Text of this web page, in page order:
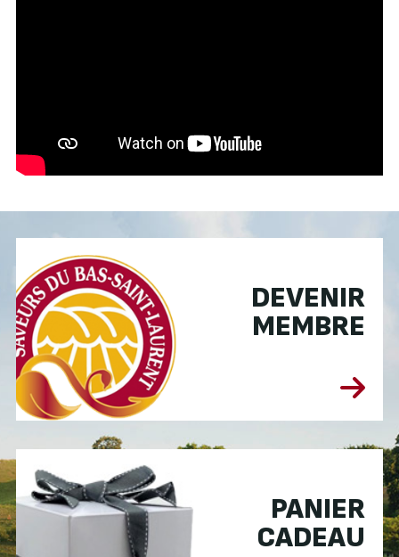
DEVENIR
MEMBRE
PANIER
CADEAU